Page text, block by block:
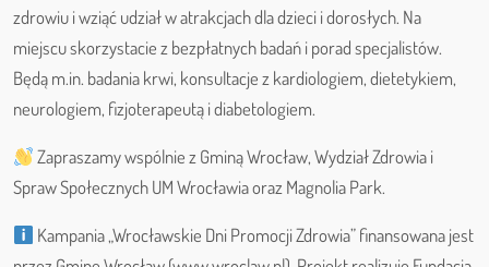
zdrowiu i wziąć udział w atrakcjach dla dzieci i dorosłych. Na
miejscu skorzystacie z bezpłatnych badań i porad specjalistów.
Będą m.in. badania krwi, konsultacje z kardiologiem, dietetykiem,
neurologiem, fizjoterapeutą i diabetologiem.
Zapraszamy wspólnie z Gminą Wrocław, Wydział Zdrowia i
Spraw Społecznych UM Wrocławia oraz Magnolia Park.
Kampania „Wrocławskie Dni Promocji Zdrowia” finansowana jest